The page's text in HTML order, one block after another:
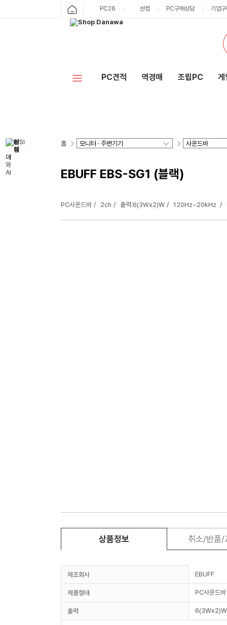
PC26 싼컴 PC구매상담 기업
PC견적 역경매 조립PC 게
홈
EBUFF EBS-SG1 (블랙)
PC사운드바 2ch 출력:6(3Wx2)W 120Hz~20kHz
상품정보 취소/반품/
제조회사 EBUFF
제품형태 PC사운드바
출력 6(3Wx2)W